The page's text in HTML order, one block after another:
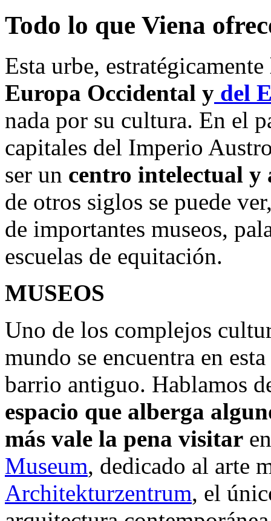
Todo lo que Viena
Esta urbe, estratégicamente
Europa Occidental y del
nada por su cultura. En el
capitales del Imperio
ser un centro intelectual y
de otros siglos se puede
de importantes museos,
escuelas de equitación.
MUSEOS
Uno de los complejos
mundo se encuentra en
barrio antiguo. Hablamos
espacio que alberga
más vale la pena visitar
Museum, dedicado al arte
Architekturzentrum, el